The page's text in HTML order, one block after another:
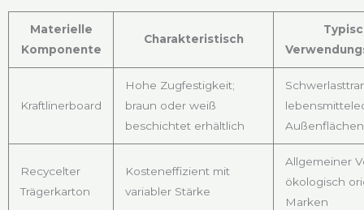
Materielle
Komponente
Charakteristisch
Kraftlinerboard
Hohe Zugfestigkeit;
braun oder weiß
beschichtet erhältlich
Außenflächen
Recycelter
Trägerkarton
Kosteneffizient mit
variabler Stärke
Allgemeiner
ökologisch
Marken